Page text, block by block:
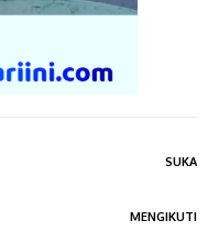
SUKA
MENGIKUTI